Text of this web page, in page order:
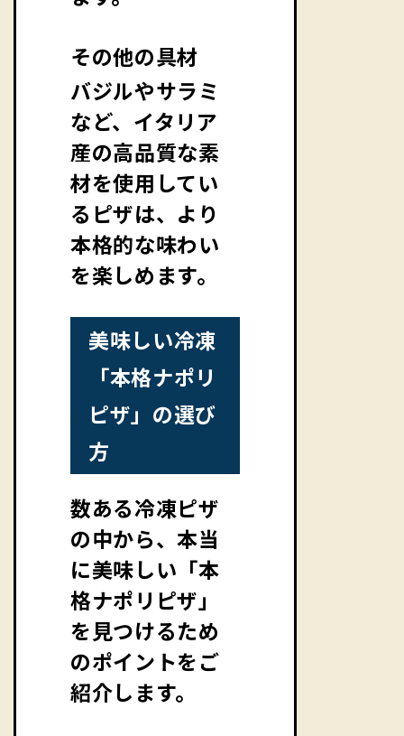
その他の具材
バジルやサラミ
など、イタリア
産の高品質な素
材を使用してい
るピザは、より
本格的な味わい
を楽しめます。
美味しい冷凍
「本格ナポリ
ピザ」の選び
方
数ある冷凍ピザ
の中から、本当
に美味しい「本
格ナポリピザ」
を見つけるため
のポイントをご
紹介します。